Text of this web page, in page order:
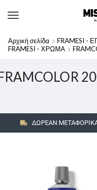
Αρχική σελίδα
FRAMESI -
FRAMESI - ΧΡΩΜΑ
ΔΩΡΕΑΝ